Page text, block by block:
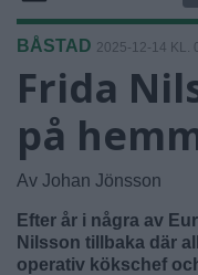
BÅSTAD 2025-12-14 KL.
Frida
på
Av Johan Jönsson
Efter år i några av
Nilsson tillbaka där
operativ kökschef